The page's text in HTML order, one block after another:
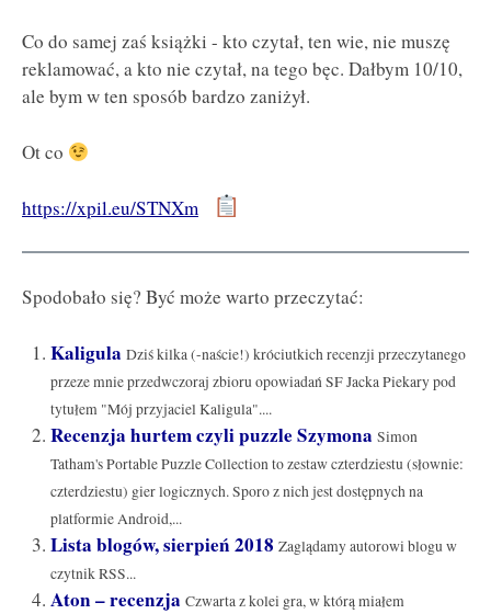
Co do samej zaś książki - kto czytał, ten wie, nie muszę
reklamować, a kto nie czytał, na tego bęc. Dałbym 10/10,
ale bym w ten sposób bardzo zaniżył.
Ot co
https://xpil.eu/STNXm
Spodobało się? Być może warto przeczytać:
Kaligula Dziś kilka (-naście!) króciutkich recenzji przeczytanego
przeze mnie przedwczoraj zbioru opowiadań SF Jacka Piekary pod
tytułem "Mój przyjaciel Kaligula"....
Recenzja hurtem czyli puzzle Szymona Simon
Tatham's Portable Puzzle Collection to zestaw czterdziestu (słownie:
czterdziestu) gier logicznych. Sporo z nich jest dostępnych na
platformie Android,...
Lista blogów, sierpień 2018 Zaglądamy autorowi blogu w
czytnik RSS...
Aton – recenzja Czwarta z kolei gra, w którą miałem